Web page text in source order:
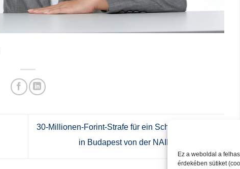
Ez a weboldal a
érdekében sütiket
30-Millionen-Forint-Strafe für ein Schönheitszentrum
in Budapest von der NAIH verhängt